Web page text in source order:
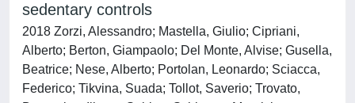
sedentary controls
2018 Zorzi, Alessandro; Mastella, Giulio; Cipriani,
Alberto; Berton, Giampaolo; Del Monte, Alvise; Gusella,
Beatrice; Nese, Alberto; Portolan, Leonardo; Sciacca,
Federico; Tikvina, Suada; Tollot, Saverio; Trovato,